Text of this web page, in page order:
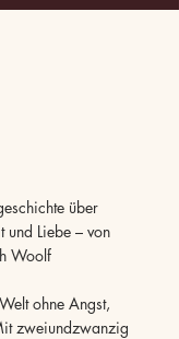
über
und Liebe – von
Woolf
ohne Angst,
zweiundzwanzig